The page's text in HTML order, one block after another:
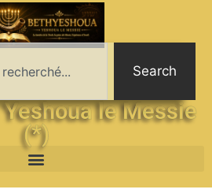
Search
(*)